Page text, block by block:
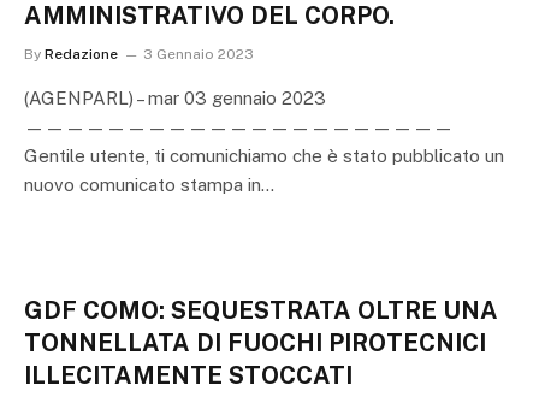
AMMINISTRATIVO DEL CORPO.
By Redazione 3 Gennaio 2023
(AGENPARL) – mar 03 gennaio 2023
—————————————————————
Gentile utente, ti comunichiamo che è stato pubblicato un
nuovo comunicato stampa in…
GDF COMO: SEQUESTRATA OLTRE UNA
TONNELLATA DI FUOCHI PIROTECNICI
ILLECITAMENTE STOCCATI